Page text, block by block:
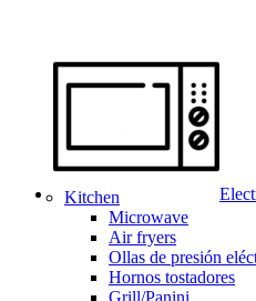
Kitchen
Microwave
Air fryers
Ollas de presión
Hornos tostadores
Grill/Panini